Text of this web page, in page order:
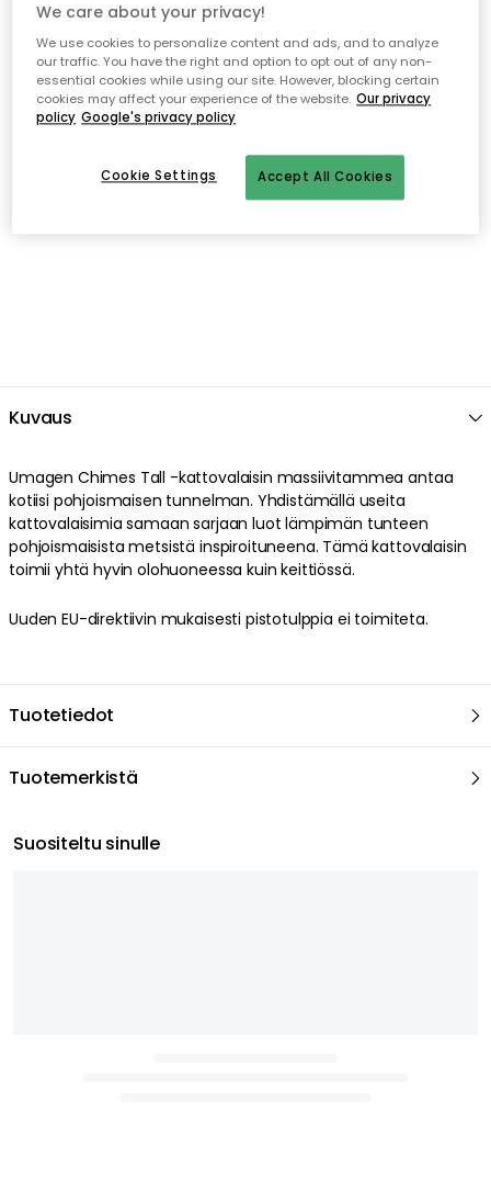
Tilapäisesti loppunut
Ilmainen toimitus yli 79 €*
Avoin palautusoikeus 30 päivän ajan
Kuvaus
Umagen Chimes Tall -kattovalaisin massiivitammea antaa
kotiisi pohjoismaisen tunnelman. Yhdistämällä useita
kattovalaisimia samaan sarjaan luot lämpimän tunteen
pohjoismaisista metsistä inspiroituneena. Tämä kattovalaisin
toimii yhtä hyvin olohuoneessa kuin keittiössä.
Uuden EU-direktiivin mukaisesti pistotulppia ei toimiteta.
Tuotetiedot
Tuotemerkistä
Suositeltu sinulle
We care about your privacy!
We use cookies to personalize content and ads, and to analyze
our traffic. You have the right and option to opt out of any non-
essential cookies while using our site. However, blocking certain
cookies may affect your experience of the website. Our privacy
policy Google's privacy policy
Accept All Cookies
Cookie Settings